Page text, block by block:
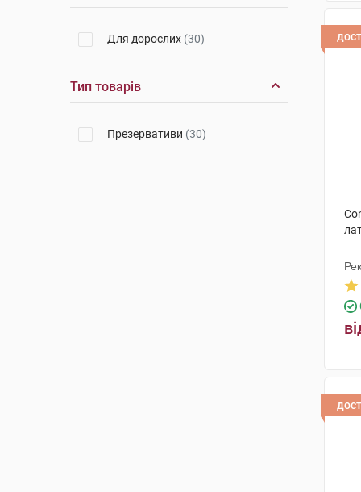
Для дорослих (30)
Тип товарів
Презервативи (30)